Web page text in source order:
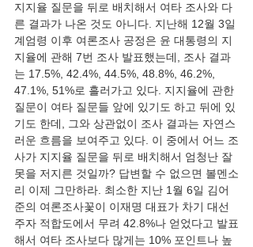
지지율 질문을 뒤로 배치해서 여타 조사와 다
른 결과가 나온 것도 아니다. 지난해 12월 3일
계엄령 이후 여론조사 공정은 윤 대통령의 지
지율에 관해 7번 조사 발표했는데, 조사 결과
는 17.5%, 42.4%, 44.5%, 48.8%, 46.2%,
47.1%, 51%로 흘러가고 있다. 지지율에 관한
질문이 여타 질문들 앞에 있기도 하고 뒤에 있
기도 한데, 그와 상관없이 조사 결과는 자연스
러운 흐름을 보여주고 있다. 이 중에서 어느 조
사가 지지율 질문을 뒤로 배치해서 엄청난 잘
못을 저지른 것일까? 답변할 수 없으면 볼멘소
리 이제 그만하라. 최소한 지난 1월 6일 김어
준의 여론조사꽃이 이재명 대표가 차기 대선
주자 적합도에서 무려 42.8%나 얻었다고 발표
해서 여타 조사보다 많게는 10% 포인트나 높